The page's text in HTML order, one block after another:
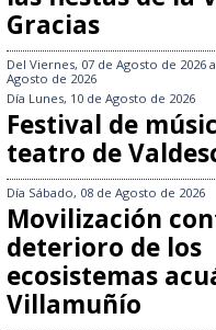
Gracias
Del Viernes, 07 de Agosto de 2026
Agosto de 2026
Día Lunes, 10 de Agosto de 2026
Festival de
teatro de
Día Sábado, 08 de Agosto de 2026
Movilización
deterioro de los
ecosistemas
Villamuñío